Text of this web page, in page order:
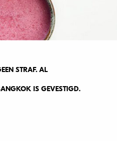
STRAF. AL
IS GEVESTIGD.